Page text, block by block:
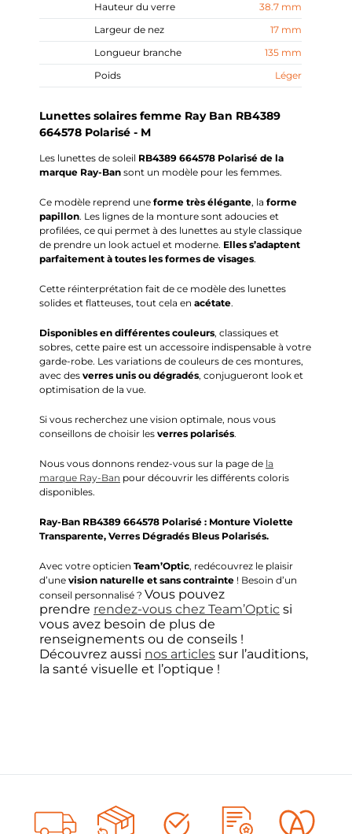
Hauteur du verre
38.7 mm
Largeur de nez
17 mm
Longueur branche
135 mm
Poids
Léger
Lunettes solaires femme Ray Ban RB4389
664578 Polarisé - M
Les lunettes de soleil RB4389 664578 Polarisé de la
marque Ray-Ban sont un modèle pour les femmes.
Ce modèle reprend une forme très élégante, la forme
papillon. Les lignes de la monture sont adoucies et
profilées, ce qui permet à des lunettes au style classique
de prendre un look actuel et moderne. Elles s’adaptent
parfaitement à toutes les formes de visages.
Cette réinterprétation fait de ce modèle des lunettes
solides et flatteuses, tout cela en acétate.
Disponibles en différentes couleurs, classiques et
sobres, cette paire est un accessoire indispensable à votre
garde-robe. Les variations de couleurs de ces montures,
avec des verres unis ou dégradés, conjugueront look et
optimisation de la vue.
Si vous recherchez une vision optimale, nous vous
conseillons de choisir les verres polarisés.
Nous vous donnons rendez-vous sur la page de la
marque Ray-Ban pour découvrir les différents coloris
disponibles.
Ray-Ban RB4389 664578 Polarisé : Monture Violette
Transparente, Verres Dégradés Bleus Polarisés.
Avec votre opticien Team’Optic, redécouvrez le plaisir
d’une vision naturelle et sans contrainte ! Besoin d’un
conseil personnalisé ? Vous pouvez
prendre rendez-vous chez Team’Optic si
vous avez besoin de plus de
renseignements ou de conseils !
Découvrez aussi nos articles sur l’auditions,
la santé visuelle et l’optique !
Verres français